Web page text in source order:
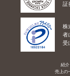
証
株
者
受
紹介
売上の